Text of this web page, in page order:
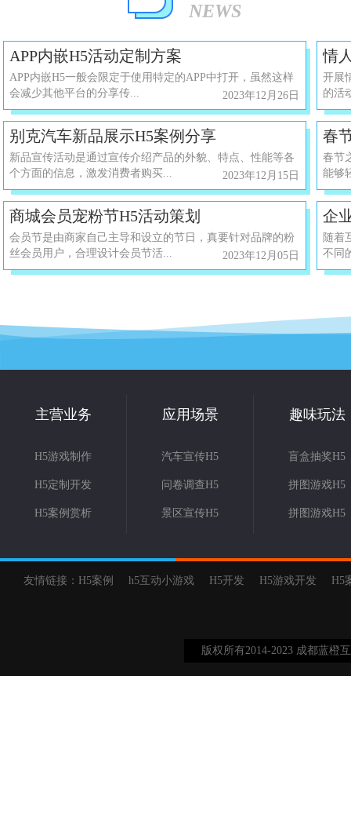
NEWS
APP内嵌H5活动定制方案
APP内嵌H5一般会限定于使用特定的APP中打开，虽然这样
会减少其他平台的分享传...
2023年12月26日
情
开展
的活
别克汽车新品展示H5案例分享
新品宣传活动是通过宣传介绍产品的外貌、特点、性能等各
个方面的信息，激发消费者购买...
2023年12月15日
春
春节
能够
商城会员宠粉节H5活动策划
会员节是由商家自己主导和设立的节日，真要针对品牌的粉
丝会员用户，合理设计会员节活...
2023年12月05日
企
随着
不同
主营业务
H5游戏制作
H5定制开发
H5案例赏析
应用场景
汽车宣传H5
问卷调查H5
景区宣传H5
趣味玩法
盲盒抽奖H5
拼图游戏H5
拼图游戏H5
友情链接： H5案例 h5互动小游戏 H5开发 H5游戏开发 H5
版权所有2014-2023 成都蓝橙